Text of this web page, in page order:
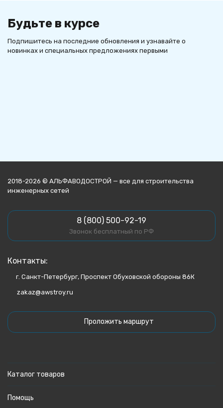
Будьте в курсе
Подпишитесь на последние обновления и узнавайте о
новинках и специальных предложениях первыми
2018-2026 © АЛЬФАВОДОСТРОЙ — все для строительства
инженерных сетей
8 (800) 500-92-19
Звонок бесплатный по РФ
Контакты:
г. Санкт-Петербург, Проспект Обуховской обороны 86К
zakaz@awstroy.ru
Проложить маршрут
Каталог товаров
Помощь